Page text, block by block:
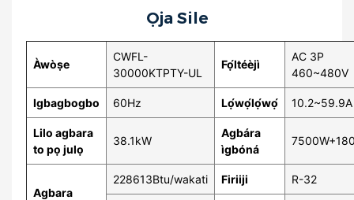
Ọja Sile
Àwòṣe
CWFL-
30000KTPTY-UL
Fọ́ltéèjì
AC 3P
460~480V
Igbagbogbo 60Hz Lọ́wọ́lọ́wọ́ 10.2~59.9A
Lilo agbara
to pọ julọ
38.1kW
Agbára
ìgbóná
Agbara
228613Btu/wakati Firiiji R-32